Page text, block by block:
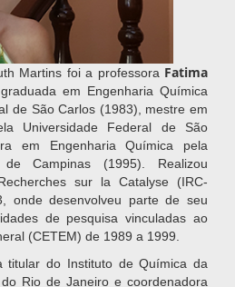
Martins foi a professora Fatima
graduada em Engenharia Química
de São Carlos (1983), mestre em
Universidade Federal de São
em Engenharia Química pela
de Campinas (1995). Realizou
sur la Catalyse (IRC-
onde desenvolveu parte de seu
de pesquisa vinculadas ao
(CETEM) de 1989 a 1999.
titular do Instituto de Química da
Rio de Janeiro e coordenadora